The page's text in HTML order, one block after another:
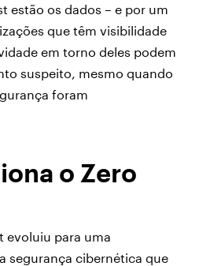
estão os dados – e por um
que têm visibilidade
em torno deles podem
suspeito, mesmo quando
foram
o Zero
evoluiu para uma
segurança cibernética que